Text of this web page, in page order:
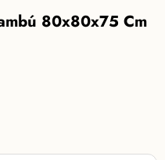
80x80x75 Cm